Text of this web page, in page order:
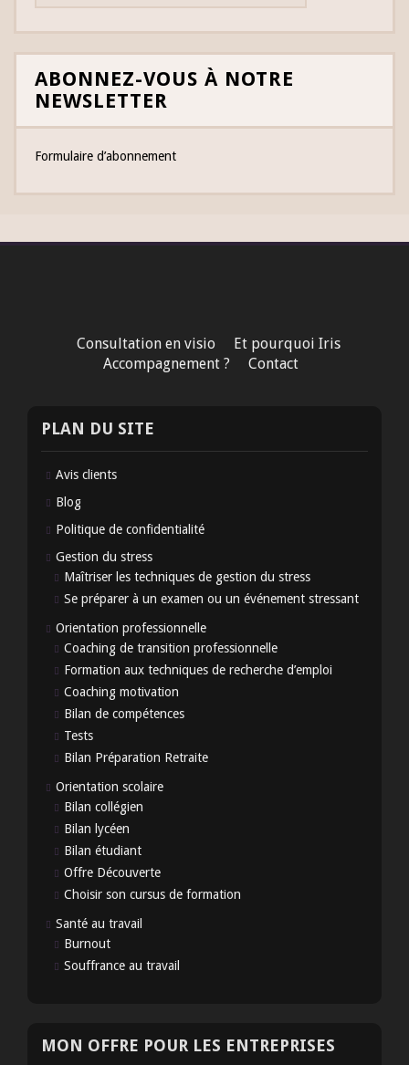
ABONNEZ-VOUS À NOTRE
NEWSLETTER
Formulaire d’abonnement
Consultation en visio
Et pourquoi Iris
Accompagnement ?
Contact
PLAN DU SITE
Avis clients
Blog
Politique de confidentialité
Gestion du stress
Maîtriser les techniques de gestion du stress
Se préparer à un examen ou un événement stressant
Orientation professionnelle
Coaching de transition professionnelle
Formation aux techniques de recherche d’emploi
Coaching motivation
Bilan de compétences
Tests
Bilan Préparation Retraite
Orientation scolaire
Bilan collégien
Bilan lycéen
Bilan étudiant
Offre Découverte
Choisir son cursus de formation
Santé au travail
Burnout
Souffrance au travail
MON OFFRE POUR LES ENTREPRISES